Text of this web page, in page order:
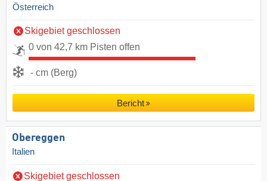
Österreich
Skigebiet geschlossen
0 von 42,7 km Pisten offen
- cm (Berg)
Bericht
Obereggen
Italien
Skigebiet geschlossen